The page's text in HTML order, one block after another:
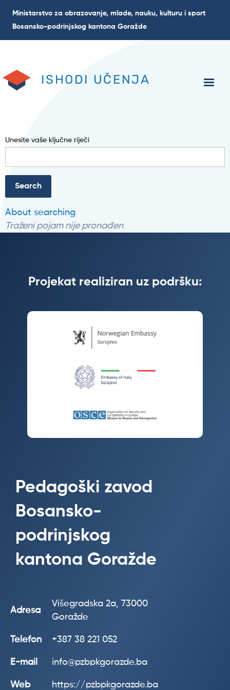
Ministarstvo za obrazovanje, mlade, nauku, kulturu i sport
Bosansko-podrinjskog kantona Goražde
ISHODI UČENJA
Unesite vaše ključne riječi
About searching
Traženi pojam nije pronađen
Projekat realiziran uz podršku:
Pedagoški zavod
Bosansko-
podrinjskog
kantona Goražde
Adresa
Višegradska 2a, 73000
Goražde
Telefon +387 38 221 052
E-mail info@pzbpkgorazde.ba
Web https://pzbpkgorazde.ba